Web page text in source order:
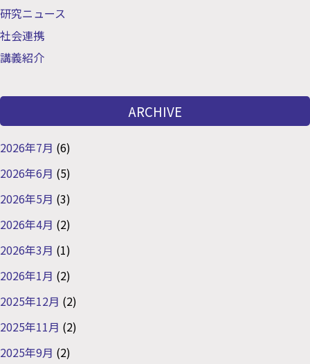
研究ニュース
社会連携
講義紹介
ARCHIVE
2026年7月 (6)
2026年6月 (5)
2026年5月 (3)
2026年4月 (2)
2026年3月 (1)
2026年1月 (2)
2025年12月 (2)
2025年11月 (2)
2025年9月 (2)